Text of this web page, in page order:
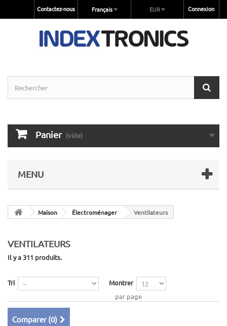
Connexion
EUR
Français
Contactez-nous
Panier (vide)
MENU
Maison Électroménager Ventilateurs
VENTILATEURS
Il y a 311 produits.
Tri
Montrer
par page
Comparer (0)